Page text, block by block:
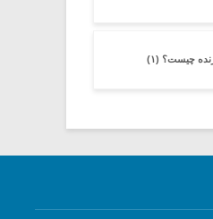
چیست؟ (۱)